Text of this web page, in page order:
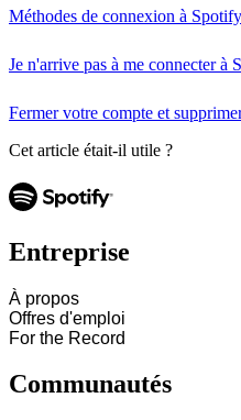
Méthodes de connexion à Spotify
Je n'arrive pas à me connecter à
Fermer votre compte et
Cet article était-il utile ?
Entreprise
À propos
Offres d'emploi
For the Record
Communautés